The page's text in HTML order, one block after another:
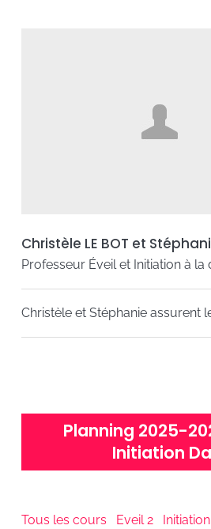
Christèle LE BOT et
Professeur Éveil et Initiation à la
Christèle et Stéphanie assurent
Planning 2025-
Initiation
Tous les cours Eveil 2 Initiation